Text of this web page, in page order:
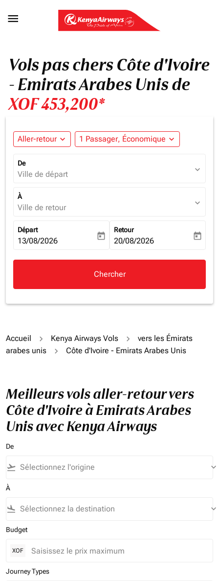

Vols pas chers Côte d'Ivoire
- Emirats Arabes Unis de
XOF 453,200*
Aller-retour expand_more 1 Passager, Économique expand_more
De
Ville de départ expand_more
À
Ville de retour expand_more
Départ
fc-booking-departure-date-aria-label
13/08/2026 today
Retour
fc-booking-return-date-aria-
20/08/2026 today
Chercher
Accueil Kenya Airways Vols
vers les Émirats
arabes unis
Côte d'Ivoire - Emirats Arabes Unis
Meilleurs vols aller-retour vers
Côte d'Ivoire à Emirats Arabes
Unis avec Kenya Airways
De
flight_takeoff keyboard_arrow_down
À
flight_land keyboard_arrow_down
Budget
XOF
Journey Types